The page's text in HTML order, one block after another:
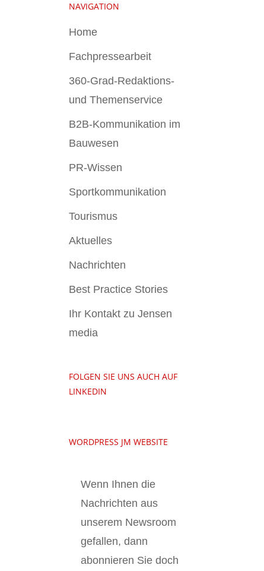
NAVIGATION
Home
Fachpressearbeit
360-Grad-Redaktions-
und Themenservice
B2B-Kommunikation im
Bauwesen
PR-Wissen
Sportkommunikation
Tourismus
Aktuelles
Nachrichten
Best Practice Stories
Ihr Kontakt zu Jensen
media
FOLGEN SIE UNS AUCH AUF
LINKEDIN
WORDPRESS JM WEBSITE
Wenn Ihnen die
Nachrichten aus
unserem Newsroom
gefallen, dann
abonnieren Sie doch